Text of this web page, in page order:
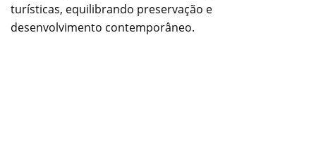
turísticas, equilibrando preservação e
desenvolvimento contemporâneo.